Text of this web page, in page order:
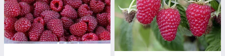
Затем все герметично запаковывается и
подписывается.